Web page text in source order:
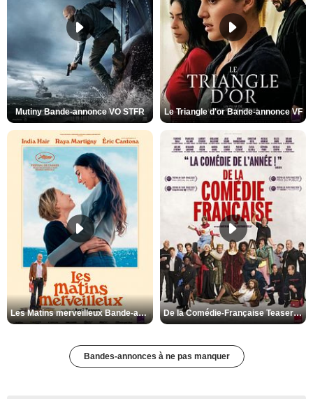
Mutiny Bande-annonce VO STFR Le Triangle d'or Bande-annonce VF
Les Matins merveilleux Bande-annonce VF De la Comédie-Française Teaser VF
Bandes-annonces à ne pas manquer